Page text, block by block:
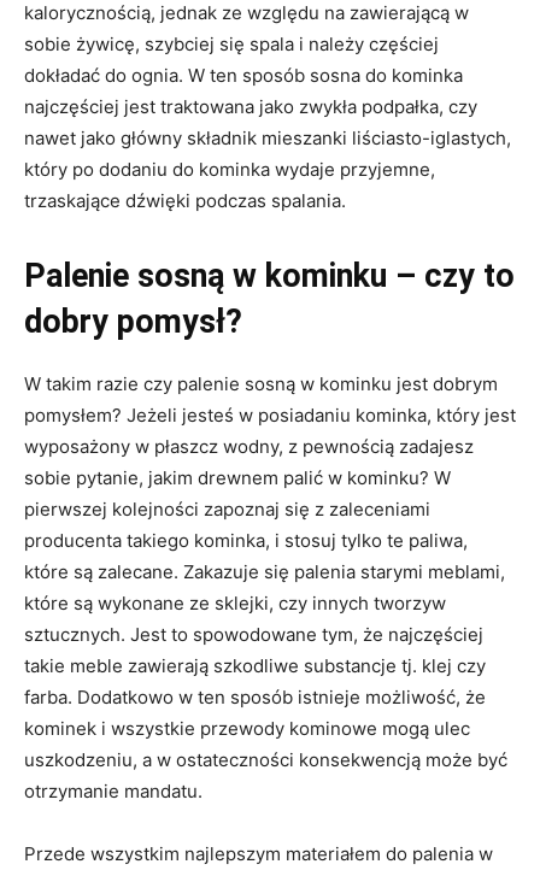
kalorycznością, jednak ze względu na zawierającą w
sobie żywicę, szybciej się spala i należy częściej
dokładać do ognia. W ten sposób sosna do kominka
najczęściej jest traktowana jako zwykła podpałka, czy
nawet jako główny składnik mieszanki liściasto-iglastych,
który po dodaniu do kominka wydaje przyjemne,
trzaskające dźwięki podczas spalania.
Palenie sosną w kominku – czy to
dobry pomysł?
W takim razie czy palenie sosną w kominku jest dobrym
pomysłem? Jeżeli jesteś w posiadaniu kominka, który jest
wyposażony w płaszcz wodny, z pewnością zadajesz
sobie pytanie, jakim drewnem palić w kominku? W
pierwszej kolejności zapoznaj się z zaleceniami
producenta takiego kominka, i stosuj tylko te paliwa,
które są zalecane. Zakazuje się palenia starymi meblami,
które są wykonane ze sklejki, czy innych tworzyw
sztucznych. Jest to spowodowane tym, że najczęściej
takie meble zawierają szkodliwe substancje tj. klej czy
farba. Dodatkowo w ten sposób istnieje możliwość, że
kominek i wszystkie przewody kominowe mogą ulec
uszkodzeniu, a w ostateczności konsekwencją może być
otrzymanie mandatu.
Przede wszystkim najlepszym materiałem do palenia w